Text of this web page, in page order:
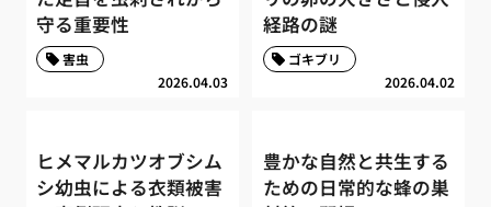
守る重要性
2026.04.03
害虫
経路の謎
2026.04.02
ゴキブリ
ヒメマルカツオブシム
シ幼虫による衣類被害
豊かな自然と共生する
ための日常的な蜂の巣